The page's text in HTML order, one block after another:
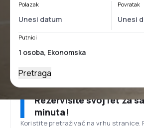
Polazak Povratak
Putnici
Pretraga
Rezervišite svoj let za
minuta!
Koristite pretraživač na vrhu stranice.